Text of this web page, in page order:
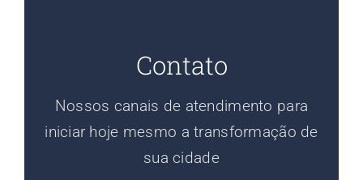
Contato
Nossos canais de atendimento para
iniciar hoje mesmo a transformação de
sua cidade